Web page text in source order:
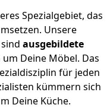
Spezialgebiet, das
Unsere
ausgebildete
Deine Möbel. Das
für jeden
kümmern sich
Deine Küche.